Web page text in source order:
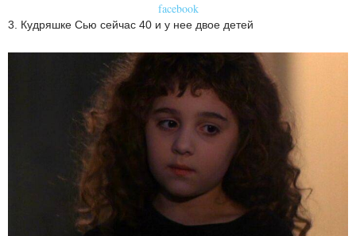
facebook
3. Кудряшке Сью сейчас 40 и у нее двое детей